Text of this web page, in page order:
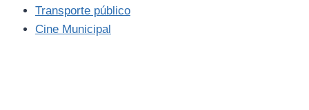
Transporte público
Cine Municipal